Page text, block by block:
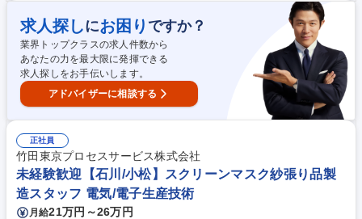
件に対して、お客様の要望をしっかりヒアリングし、設計士と連携しなが
ら図面を作成します。その後は、スケジュール管理から業者や資材の手
配、人材管理などを担当します。案件により1ヵ月程度の出張がある場合
や夜間勤務もあります。 手当や代休制度あり。 イベントや展示会等の
「誰かの笑顔」のための仕事が多く、社員・関係者も「人の笑顔」を大切
にする方が多く、楽しく仕事が出来ます！ 募集職種 東京都内/経験者歓迎
【駅や店舗内装などの空間のプロデュース～施工管理】
求人探しにお困り ですか？
業界トップクラスの求人件数から
あなたの力を最大限に発揮できる
求人探しをお手伝いします。
アドバイザーに相談する
正社員
竹田東京プロセスサービス株式会社
未経験歓迎【石川/小松】スクリーンマスク紗張り品製
造スタッフ 電気/電子生産技術
月給21万円～26万円